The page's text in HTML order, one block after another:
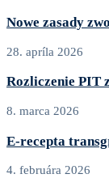
Nowe zasady
28. apríla 2026
Rozliczenie PIT
8. marca 2026
E‑recepta
4. februára 2026